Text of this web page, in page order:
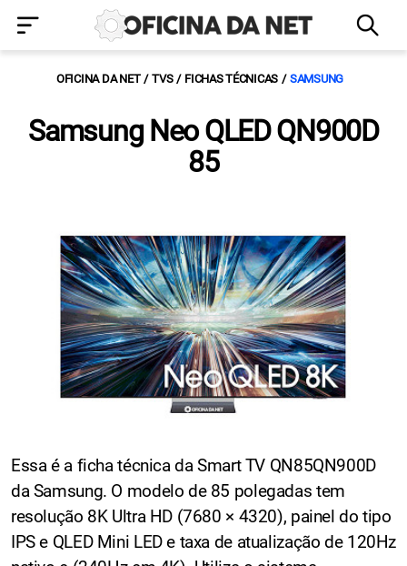
OFICINA DA NET TVS FICHAS TÉCNICAS SAMSUNG
Samsung Neo QLED QN900D
85
Essa é a ficha técnica da Smart TV QN85QN900D
da Samsung. O modelo de 85 polegadas tem
resolução 8K Ultra HD (7680 × 4320), painel do tipo
IPS e QLED Mini LED e taxa de atualização de 120Hz